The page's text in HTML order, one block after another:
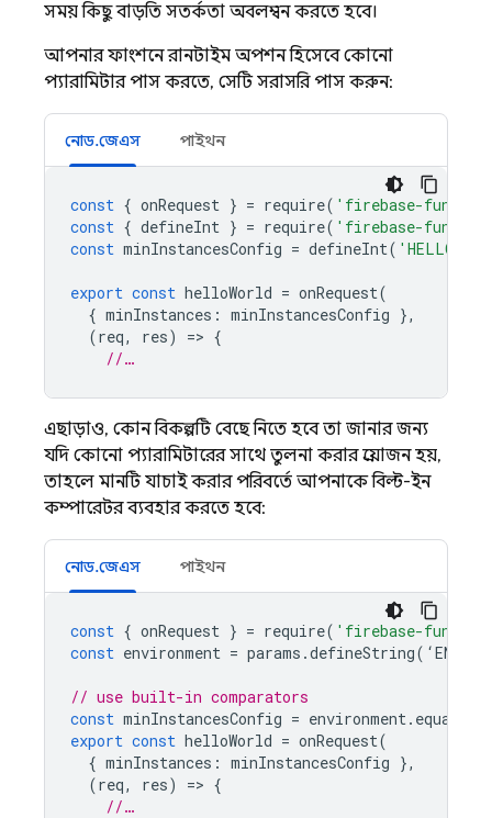
সময় কিছু বাড়তি সতর্কতা অবলম্বন করতে হবে।
আপনার ফাংশনে রানটাইম অপশন হিসেবে কোনো
প্যারামিটার পাস করতে, সেটি সরাসরি পাস করুন:
নোড.জেএস পাইথন
const { onRequest } = require( 'firebase-
const { defineInt } = require( 'firebase-
const minInstancesConfig = defineInt(
export const helloWorld = onRequest(
{ minInstances : minInstancesConfig },
(req, res) => {
//…
এছাড়াও, কোন বিকল্পটি বেছে নিতে হবে তা জানার জন্য
যদি কোনো প্যারামিটারের সাথে তুলনা করার প্রয়োজন হয়,
তাহলে মানটি যাচাই করার পরিবর্তে আপনাকে বিল্ট-ইন
কম্পারেটর ব্যবহার করতে হবে:
নোড.জেএস পাইথন
const { onRequest } = require( 'firebase-
const environment = params .defineString( ‘
// use built-in comparators
const minInstancesConfig = environment. equals
export const helloWorld = onRequest(
{ minInstances : minInstancesConfig },
(req, res) => {
//…